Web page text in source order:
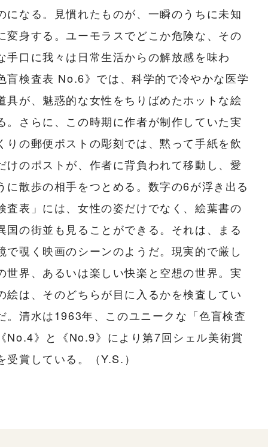
になる。見慣れたものが、一瞬のうちに未知
変身する。ユーモラスでどこか危険な、その
手口に我々は日常生活からの解放感を味わ
盲検査表 No.6》では、科学的で冷やかな医学
具が、魅惑的な女性をちりばめたホットな絵
。さらに、この時期に作者が制作していた実
りの郵便ポストの彫刻では、黙って手紙を飲
けのポストが、作者に背負われて移動し、愛
に散歩の相手をつとめる。数字の6が浮き出る
査表」には、女性の姿だけでなく、絵葉書の
国の街並も見ることができる。それは、まる
で覗く映画のシーンのようだ。現実的で厳し
世界、あるいは楽しい快楽と空想の世界。実
絵は、そのどちらが目に入るかを検査してい
。清水は1963年、このユニークな「色盲検査
No.4》と《No.9》により第7回シェル美術賞
受賞している。（Y.S.）